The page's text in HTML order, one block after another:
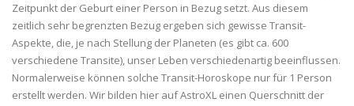
Zeitpunkt der Geburt einer Person in Bezug setzt. Aus diesem
zeitlich sehr begrenzten Bezug ergeben sich gewisse Transit-
Aspekte, die, je nach Stellung der Planeten (es gibt ca. 600
verschiedene Transite), unser Leben verschiedenartig beeinflussen.
Normalerweise können solche Transit-Horoskope nur für 1 Person
erstellt werden. Wir bilden hier auf AstroXL einen Querschnitt der